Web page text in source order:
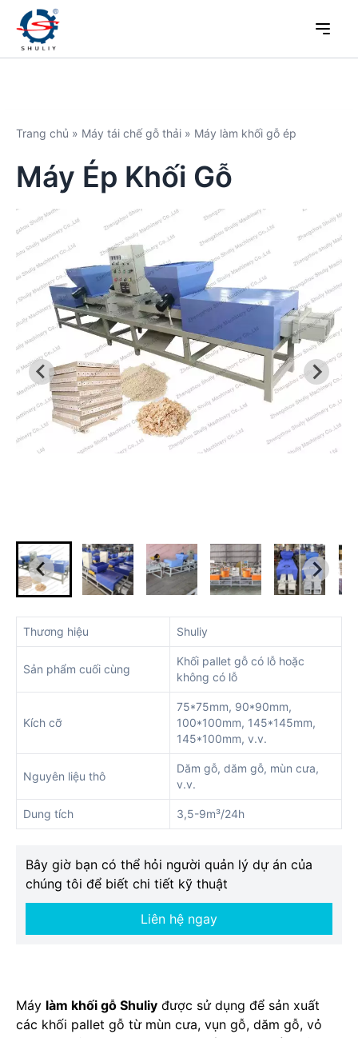
Trang chủ » Máy tái chế gỗ thải » Máy làm khối gỗ ép
Máy Ép Khối Gỗ
Thương hiệu Shuliy
Sản phẩm cuối cùng
Khối pallet gỗ có lỗ hoặc
không có lỗ
Kích cỡ
75*75mm, 90*90mm,
100*100mm, 145*145mm,
145*100mm, v.v.
Nguyên liệu thô
Dăm gỗ, dăm gỗ, mùn cưa,
v.v.
Dung tích 3,5-9m³/24h
Bây giờ bạn có thể hỏi người quản lý dự án của
chúng tôi để biết chi tiết kỹ thuật
Liên hệ ngay
Máy làm khối gỗ Shuliy được sử dụng để sản xuất
các khối pallet gỗ từ mùn cưa, vụn gỗ, dăm gỗ, vỏ